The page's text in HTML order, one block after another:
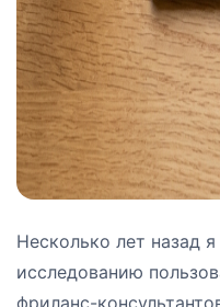
Несколько лет назад
исследованию
фриланс-